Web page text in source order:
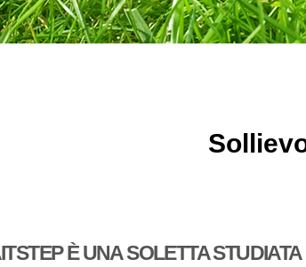
È UNA SOLETTA